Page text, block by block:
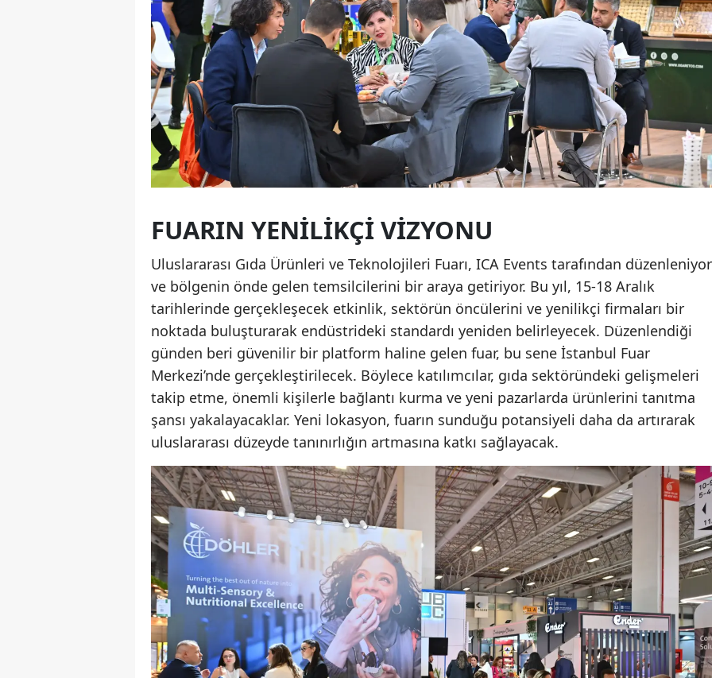
FUARIN YENILIKÇI VIZYONU
Uluslararası Gıda Ürünleri ve Teknolojileri Fuarı, ICA Events tarafından düzenleniyor
ve bölgenin önde gelen temsilcilerini bir araya getiriyor. Bu yıl, 15-18 Aralık
tarihlerinde gerçekleşecek etkinlik, sektörün öncülerini ve yenilikçi firmaları bir
noktada buluşturarak endüstrideki standardı yeniden belirleyecek. Düzenlendiği
günden beri güvenilir bir platform haline gelen fuar, bu sene İstanbul Fuar
Merkezi’nde gerçekleştirilecek. Böylece katılımcılar, gıda sektöründeki gelişmeleri
takip etme, önemli kişilerle bağlantı kurma ve yeni pazarlarda ürünlerini tanıtma
şansı yakalayacaklar. Yeni lokasyon, fuarın sunduğu potansiyeli daha da artırarak
uluslararası düzeyde tanınırlığın artmasına katkı sağlayacak.